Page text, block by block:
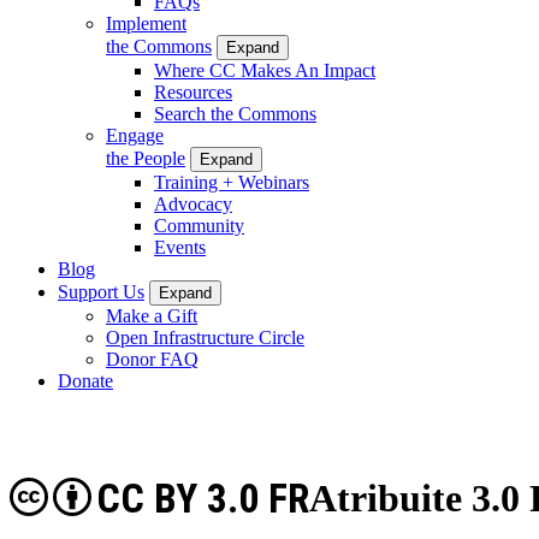
Implement
the Commons
Expand
Where CC Makes An Impact
Resources
Search the Commons
Engage
the People
Expand
Training + Webinars
Advocacy
Community
Events
Blog
Support Us
Expand
Make a Gift
Open Infrastructure Circle
Donor FAQ
Donate
Atribuite 3.0
CC BY 3.0 FR